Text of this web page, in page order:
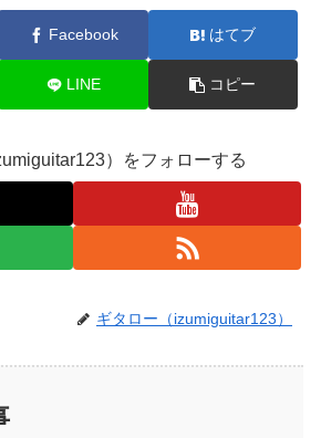
Facebook はてブ
LINE コピー
）をフォローする
ギタロー（izumiguitar123）